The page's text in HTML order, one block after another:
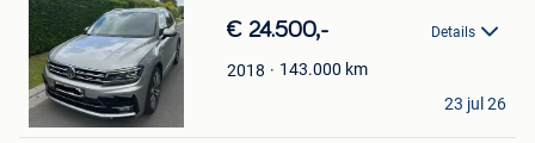
in
Mijn
Favorieten
€ 24.500,- Details
2018 143.000 km
Level
Mouscron
23 jul 26